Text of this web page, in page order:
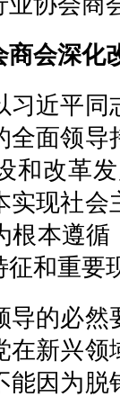
会深化
平同
全面领
和改革
现社
本遵
和重要
必然
在新兴
能因为